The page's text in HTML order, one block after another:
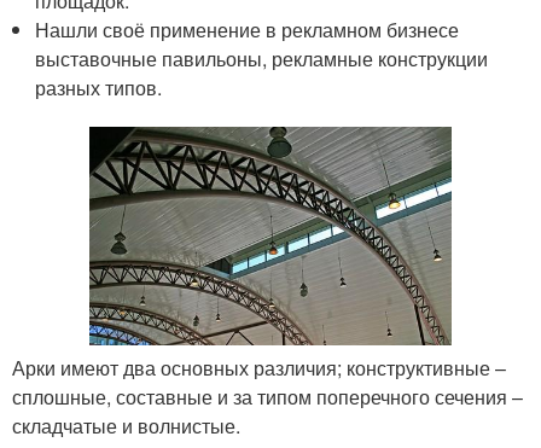
Нашли своё применение в рекламном бизнесе
выставочные павильоны, рекламные конструкции
разных типов.
Арки имеют два основных различия; конструктивные –
сплошные, составные и за типом поперечного сечения –
складчатые и волнистые.